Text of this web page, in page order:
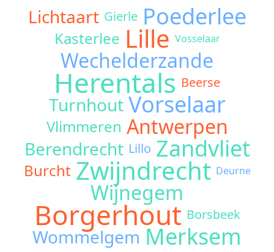
Lichtaart Gierle Poederlee
Kasterlee Lille Vosselaar
Wechelderzande
Herentals Beerse
Turnhout Vorselaar
Vlimmeren Antwerpen
Berendrecht Lillo Zandvliet
Burcht Zwijndrecht Deurne
Wijnegem
Borgerhout Borsbeek
Wommelgem Merksem